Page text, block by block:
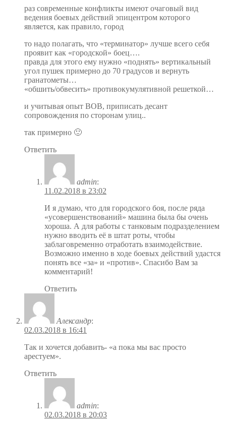
раз современные конфликты имеют очаговый вид
ведения боевых действий эпицентром которого
является, как правило, город
то надо полагать, что «терминатор» лучше всего себя
проявит как «городской» боец….
правда для этого ему нужно «поднять» вертикальный
угол пушек примерно до 70 градусов и вернуть
гранатометы…
«обшить/обвесить» противокумулятивной решеткой…
и учитывая опыт ВОВ, приписать десант
сопровождения по сторонам улиц..
так примерно 🙂
Ответить
admin:
11.02.2018 в 23:02
И я думаю, что для городского боя, после ряда
«усовершенствований» машина была бы очень
хороша. А для работы с танковым подразделением
нужно вводить её в штат роты, чтобы
заблаговременно отработать взаимодействие.
Возможно именно в ходе боевых действий удастся
понять все «за» и «против». Спасибо Вам за
комментарий!
Ответить
Александр:
02.03.2018 в 16:41
Так и хочется добавить- «а пока мы вас просто
арестуем».
Ответить
admin:
02.03.2018 в 20:03